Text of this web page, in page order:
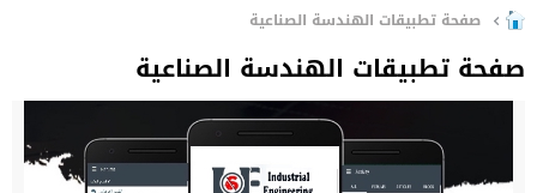
صفحة تطبيقات الهندسة الصناعية
صفحة تطبيقات الهندسة الصناعية